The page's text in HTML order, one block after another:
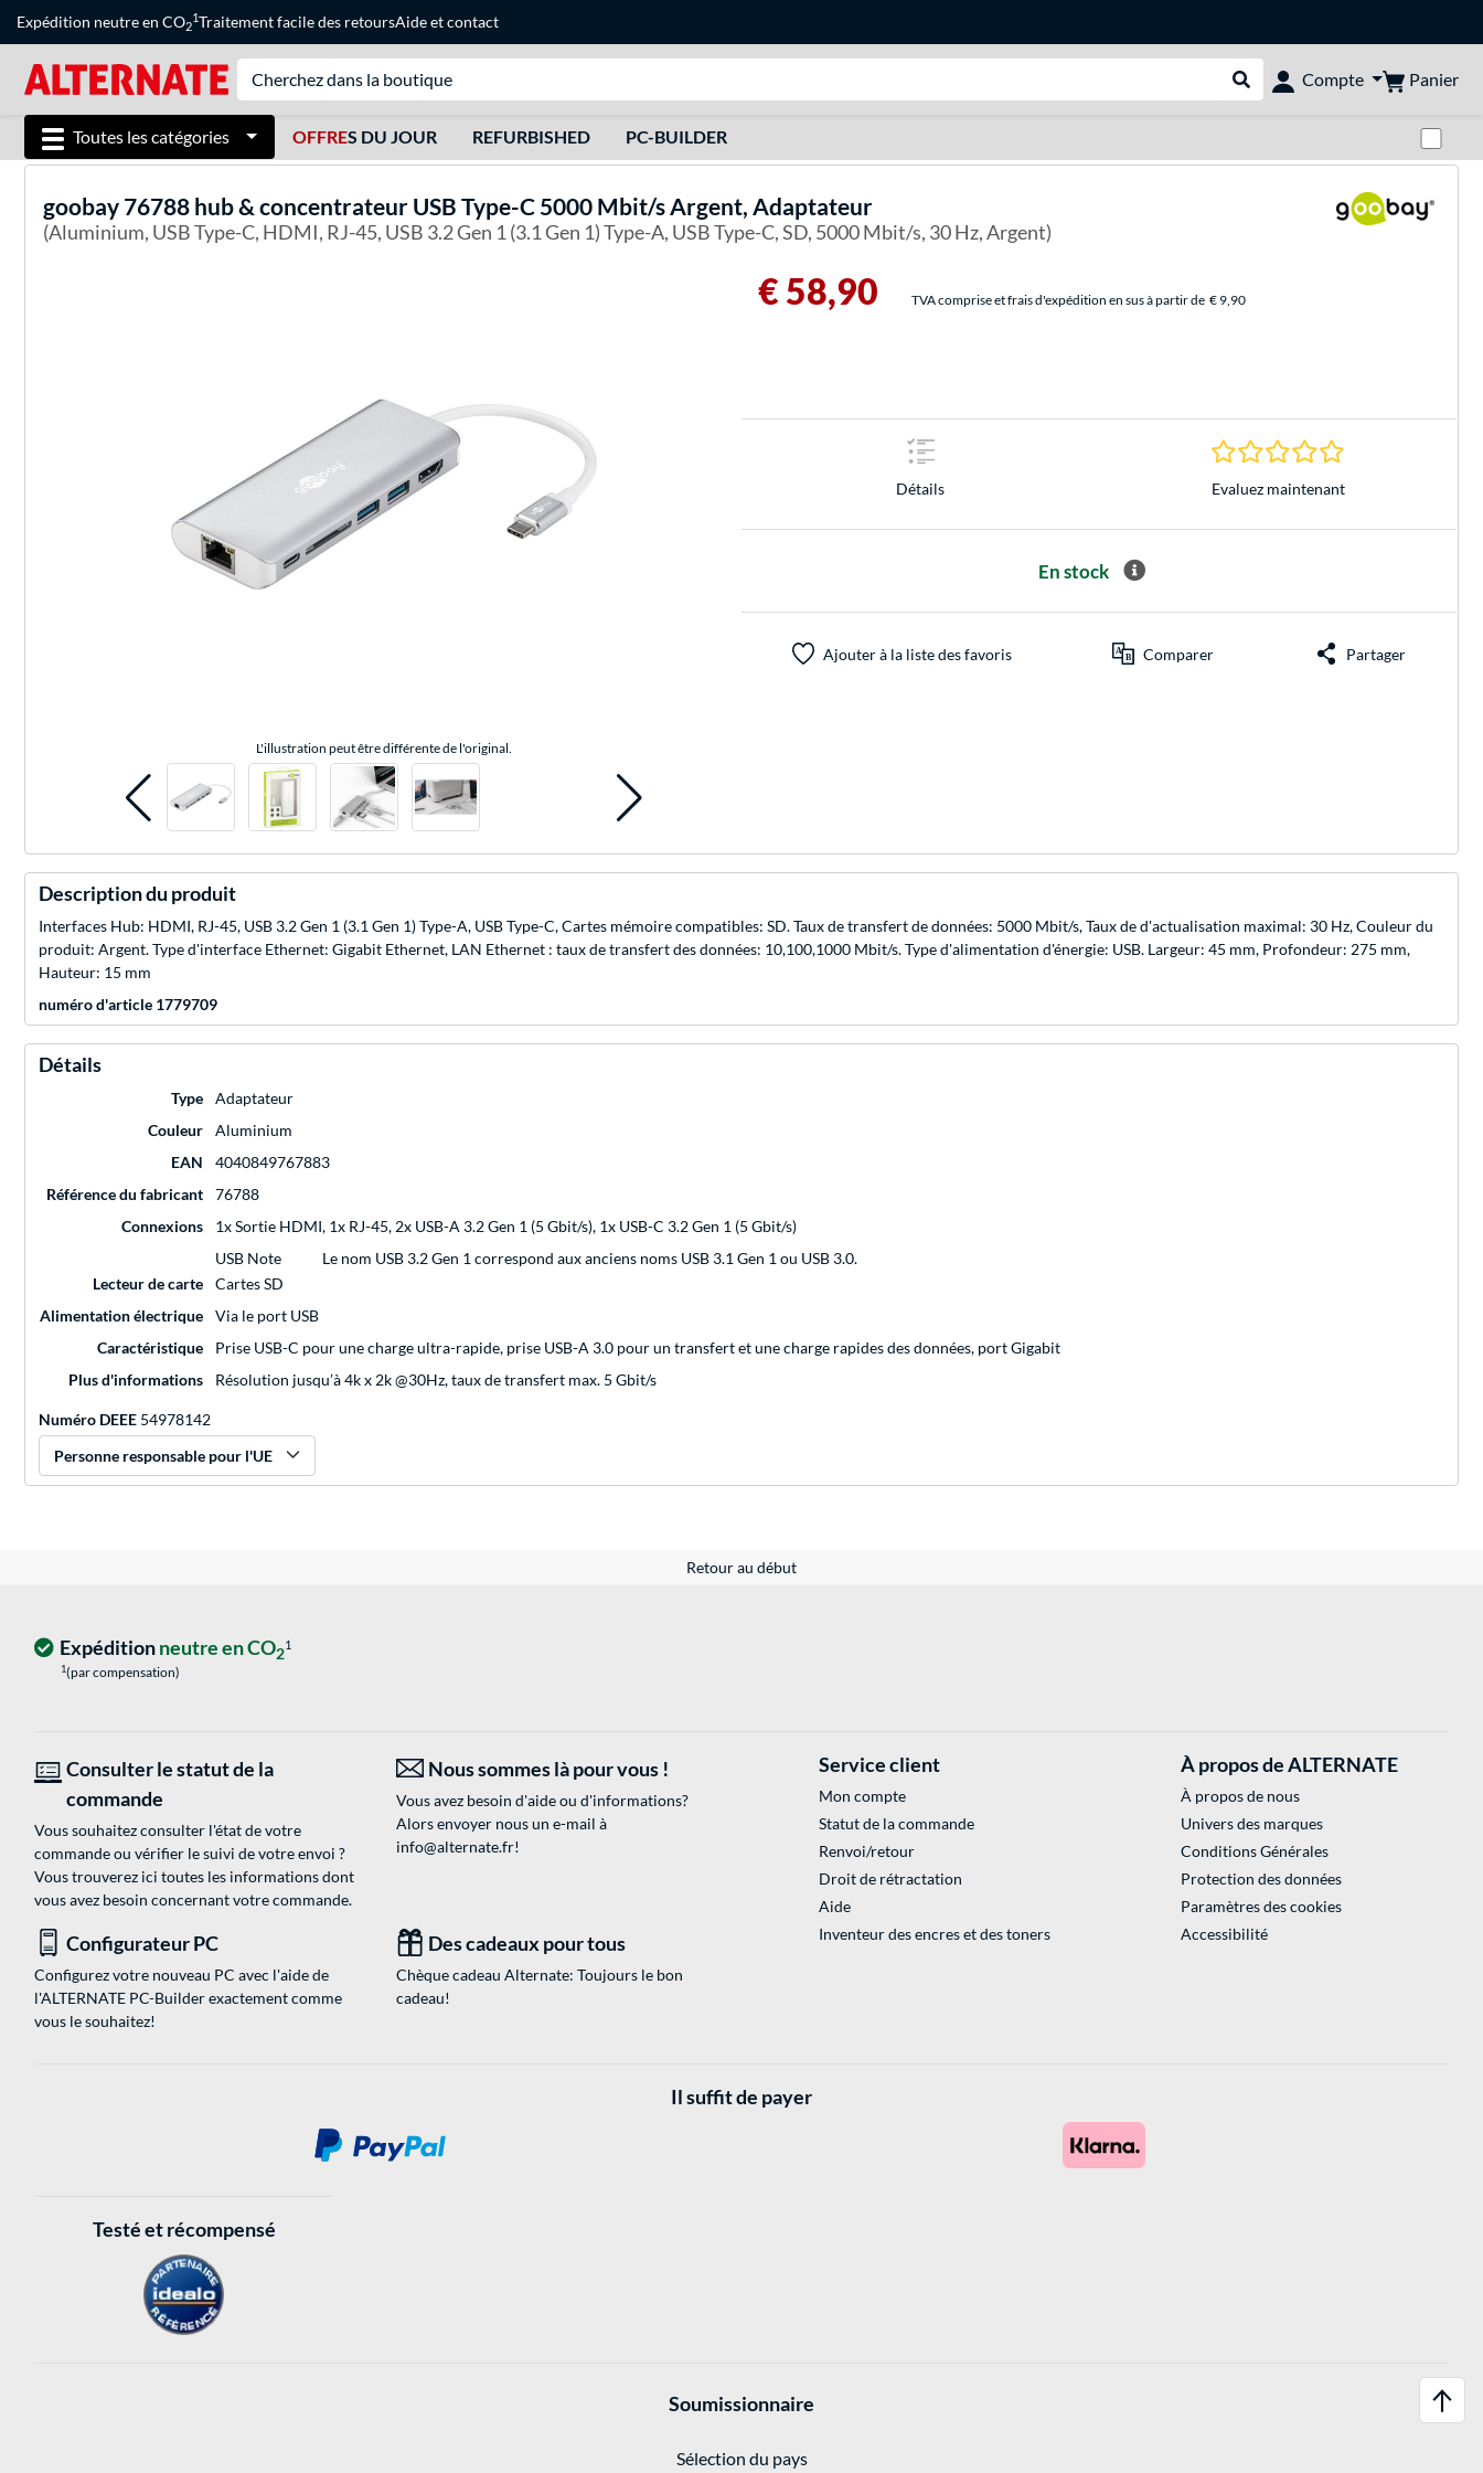
Expédition neutre en CO2
1Traitement facile des retoursAideetcontact
Rechercher dans le shop
Compte Panier
Toutes les catégories OFFRES DU JOUR REFURBISHED PC-BUILDER
goobay 76788 hub & concentrateur USB Type-C 5000 Mbit/s Argent, Adaptateur
(Aluminium, USB Type-C, HDMI, RJ-45, USB 3.2 Gen 1 (3.1 Gen 1) Type-A, USB Type-C, SD, 5000 Mbit/s, 30 Hz, Argent)
L'illustration peut être différente de l'original.
€ 58,90 TVA comprise et frais d'expédition en sus à partir de € 9,90
Détails
0.0 Étoiles à 0
Evaluez maintenant
En stock
Ajouter à la liste des favoris Comparer Partager
Description du produit
Interfaces Hub: HDMI, RJ-45, USB 3.2 Gen 1 (3.1 Gen 1) Type-A, USB Type-C, Cartes mémoire compatibles: SD. Taux de transfert de données: 5000 Mbit/s, Taux de d'actualisation maximal: 30 Hz, Couleur du
produit: Argent. Type d'interface Ethernet: Gigabit Ethernet, LAN Ethernet : taux de transfert des données: 10,100,1000 Mbit/s. Type d'alimentation d'énergie: USB. Largeur: 45 mm, Profondeur: 275 mm,
Hauteur: 15 mm
numéro d'article 1779709
Détails
Type
Adaptateur
Couleur
Aluminium
EAN
4040849767883
Référence du fabricant
76788
Connexions
1x Sortie HDMI, 1x RJ-45, 2x USB-A 3.2 Gen 1 (5 Gbit/s), 1x USB-C 3.2 Gen 1 (5 Gbit/s)
USB Note
Le nom USB 3.2 Gen 1 correspond aux anciens noms USB 3.1 Gen 1 ou USB 3.0.
Lecteur de carte
Cartes SD
Alimentation électrique
Via le port USB
Caractéristique
Prise USB-C pour une charge ultra-rapide, prise USB-A 3.0 pour un transfert et une charge rapides des données, port Gigabit
Plus d'informations
Résolution jusqu’à 4k x 2k @30Hz, taux de transfert max. 5 Gbit/s
Numéro DEEE 54978142
Personne responsable pour l'UE
Retour au début
Expéditionneutre en CO21
1(par compensation)
Consulter le statut de la
commande
Vous souhaitez consulter l'état de votre
commande ou vérifier le suivi de votre envoi ?
Vous trouverez ici toutes les informations dont
vous avez besoin concernant votre commande.
Nous sommes là pour vous !
Vous avez besoin d'aide ou d'informations?
Alors envoyer nous un e-mail à
info@alternate.fr!
Configurateur PC
Configurez votre nouveau PC avec l'aide de
l'ALTERNATE PC-Builder exactement comme
vous le souhaitez!
Des cadeaux pour tous
Chèque cadeau Alternate: Toujours le bon
cadeau!
Service client
Mon compte
Statut de la commande
Renvoi/retour
Droit de rétractation
Aide
Inventeur des encres et des toners
À propos de ALTERNATE
À propos de nous
Univers des marques
Conditions Générales
Protection des données
Paramètres des cookies
Accessibilité
Il suffit de payer
Testé et récompensé
Soumissionnaire
Sélection du pays